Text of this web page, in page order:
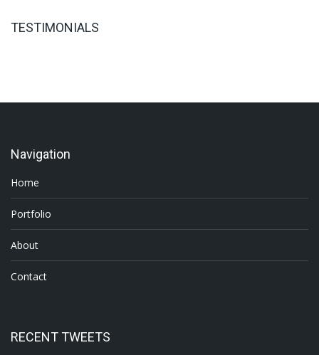
TESTIMONIALS
Navigation
Home
Portfolio
About
Contact
RECENT TWEETS